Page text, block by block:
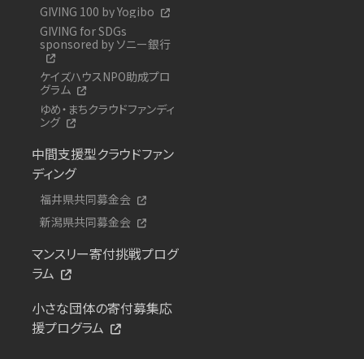
GIVING 100 by Yogibo
GIVING for SDGs
sponsored by ソニー銀行
ケイズハウスNPO助成プロ
グラム
ゆめ・まちクラウドファンディ
ング
中間支援型クラウドファン
ディング
福井県共同募金会
新潟県共同募金会
マンスリー寄付挑戦プログ
ラム
小さな団体の寄付募集応
援プログラム